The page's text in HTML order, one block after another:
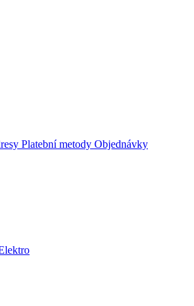
Platební metody Objednávky